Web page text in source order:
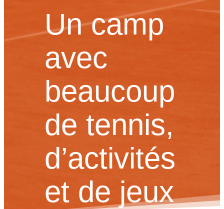
Un camp
avec
beaucoup
de tennis,
d’activités
et de jeux